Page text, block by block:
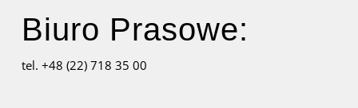
Biuro Prasowe:
tel. +48 (22) 718 35 00